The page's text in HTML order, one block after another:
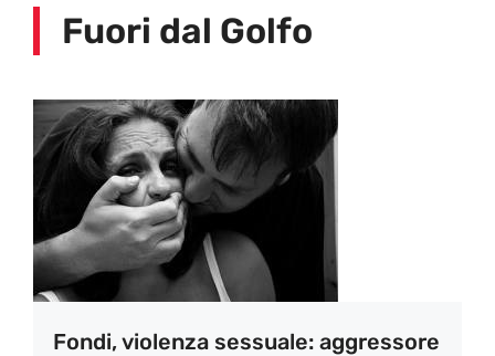
Fuori dal Golfo
Fondi, violenza sessuale: aggressore